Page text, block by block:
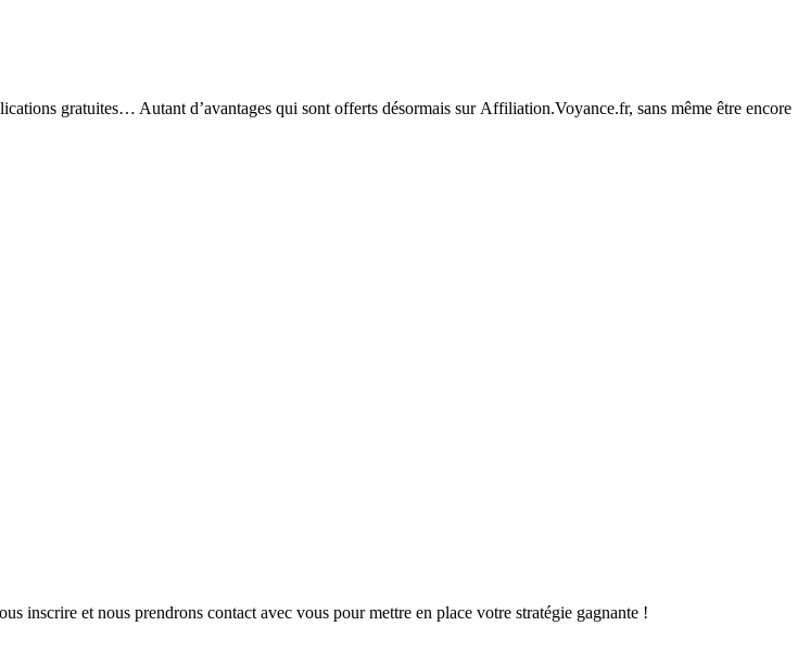
gratuites… Autant d’avantages qui sont offerts désormais sur Affiliation.Voyance.fr, sans même être encore
inscrire et nous prendrons contact avec vous pour mettre en place votre stratégie gagnante !